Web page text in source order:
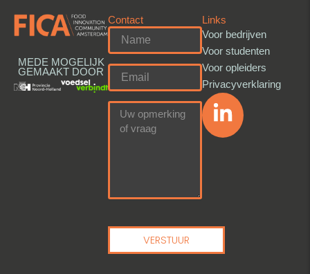
MEDE MOGELIJK
GEMAAKT DOOR
Contact
VERSTUUR
Links
Voor bedrijven
Voor studenten
Voor opleiders
Privacyverklaring